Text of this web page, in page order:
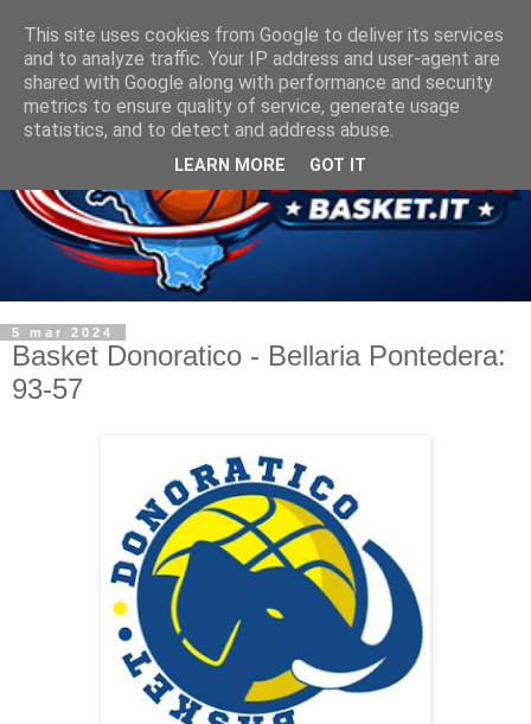
5 mar 2024
Basket Donoratico - Bellaria Pontedera:
93-57
This site uses cookies from Google to deliver its services
and to analyze traffic. Your IP address and user-agent are
shared with Google along with performance and security
metrics to ensure quality of service, generate usage
statistics, and to detect and address abuse.
LEARN MORE GOT IT